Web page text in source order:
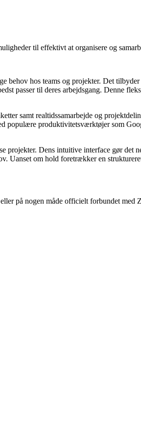
til effektivt at organisere og
hos teams og projekter. Det
passer til deres arbejdsgang. Denne
samt realtidssamarbejde og
populære produktivitetsværktøjer som
Dens intuitive interface gør det
Uanset om hold foretrækker en
på nogen måde officielt forbundet